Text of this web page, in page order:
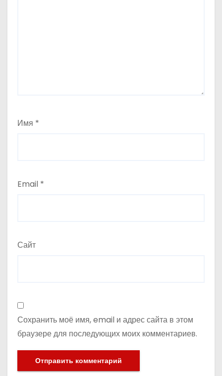
Имя *
Email *
Сайт
Сохранить моё имя, email и адрес сайта в этом
браузере для последующих моих комментариев.